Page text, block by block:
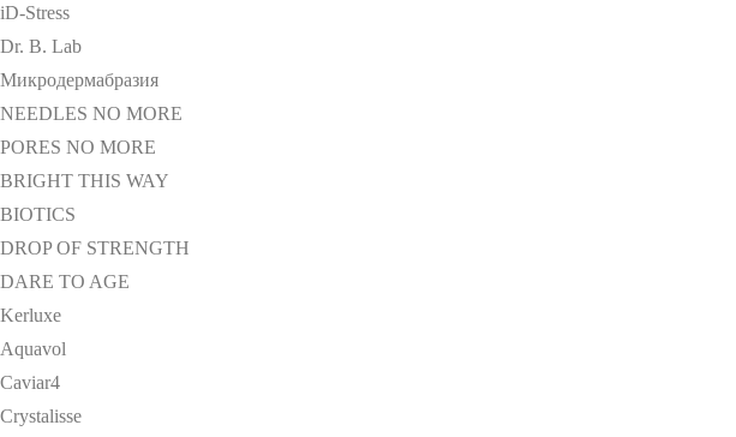
iD-Stress
Dr. B. Lab
Микродермабразия
NEEDLES NO MORE
PORES NO MORE
BRIGHT THIS WAY
BIOTICS
DROP OF STRENGTH
DARE TO AGE
Kerluxe
Aquavol
Caviar4
Crystalisse